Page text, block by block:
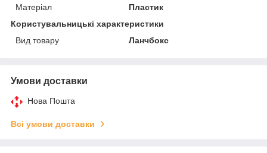
Матеріал
Пластик
Користувальницькі характеристики
Вид товару
Ланчбокс
Умови доставки
Нова Пошта
Всі умови доставки